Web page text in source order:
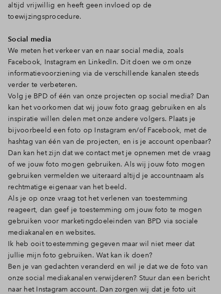
altijd vrijwillig en heeft geen invloed op de
toewijzingsprocedure.
Social media
We meten het verkeer van en naar social media, zoals
Facebook, Instagram en LinkedIn. Dit doen we om onze
informatievoorziening via de verschillende kanalen steeds
verder te verbeteren.
Volg je BPD of één van onze projecten op social media? Dan
kan het voorkomen dat wij jouw foto graag gebruiken en als
inspiratie willen delen met onze andere volgers. Plaats je
bijvoorbeeld een foto op Instagram en/of Facebook, met de
hashtag van één van de projecten, en is je account openbaar?
Dan kan het zijn dat we contact met je opnemen met de vraag
of we jouw foto mogen gebruiken. Als wij jouw foto mogen
gebruiken vermelden we uiteraard altijd je accountnaam als
rechtmatige eigenaar van het beeld.
Als je op onze vraag tot het verlenen van toestemming
reageert, dan geef je toestemming om jouw foto te mogen
gebruiken voor marketingdoeleinden van BPD via sociale
mediakanalen en websites.
Ik heb ooit toestemming gegeven maar wil niet meer dat
jullie mijn foto gebruiken. Wat kan ik doen?
Ben je van gedachten veranderd en wil je dat we de foto van
onze social mediakanalen verwijderen? Stuur dan een bericht
naar het Instagram account. Dan zorgen wij dat je foto uit